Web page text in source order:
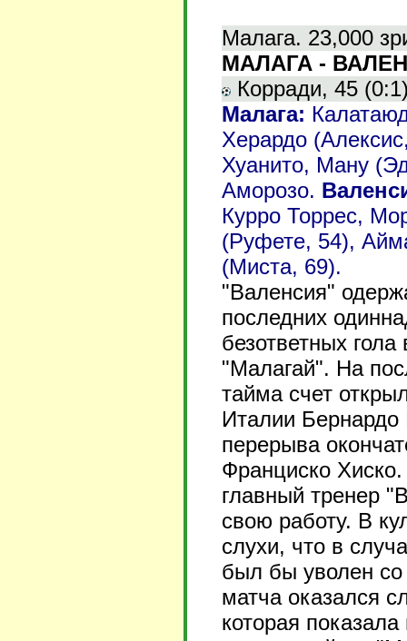
Малага. 23,000
МАЛАГА -
Корради, 45
Малага:
Херардо
Хуанито, Ману
Аморозо.
Курро Торрес,
(Руфете, 54),
(Миста, 69).
"Валенсия"
последних
безответных
"Малагай". На
тайма счет
Италии Бернардо
перерыва
Франциско
главный тренер
свою работу. В
слухи, что в
был бы уволен со
матча оказался
которая